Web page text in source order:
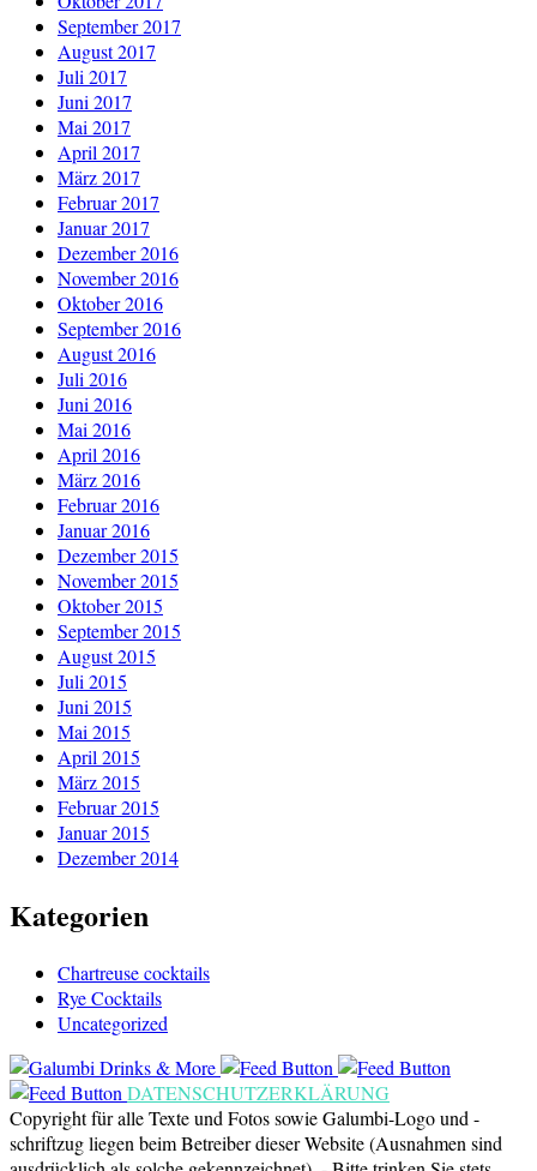
September 2017
August 2017
Juli 2017
Juni 2017
Mai 2017
April 2017
März 2017
Februar 2017
Januar 2017
Dezember 2016
November 2016
Oktober 2016
September 2016
August 2016
Juli 2016
Juni 2016
Mai 2016
April 2016
März 2016
Februar 2016
Januar 2016
Dezember 2015
November 2015
Oktober 2015
September 2015
August 2015
Juli 2015
Juni 2015
Mai 2015
April 2015
März 2015
Februar 2015
Januar 2015
Dezember 2014
Kategorien
Chartreuse cocktails
Rye Cocktails
Uncategorized
DATENSCHUTZERKLÄRUNG
Copyright für alle Texte und Fotos sowie Galumbi-Logo und -
schriftzug liegen beim Betreiber dieser Website (Ausnahmen sind